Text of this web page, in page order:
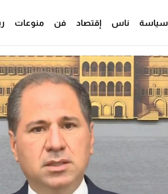
سياسة ناس إقتصاد فن منوعات